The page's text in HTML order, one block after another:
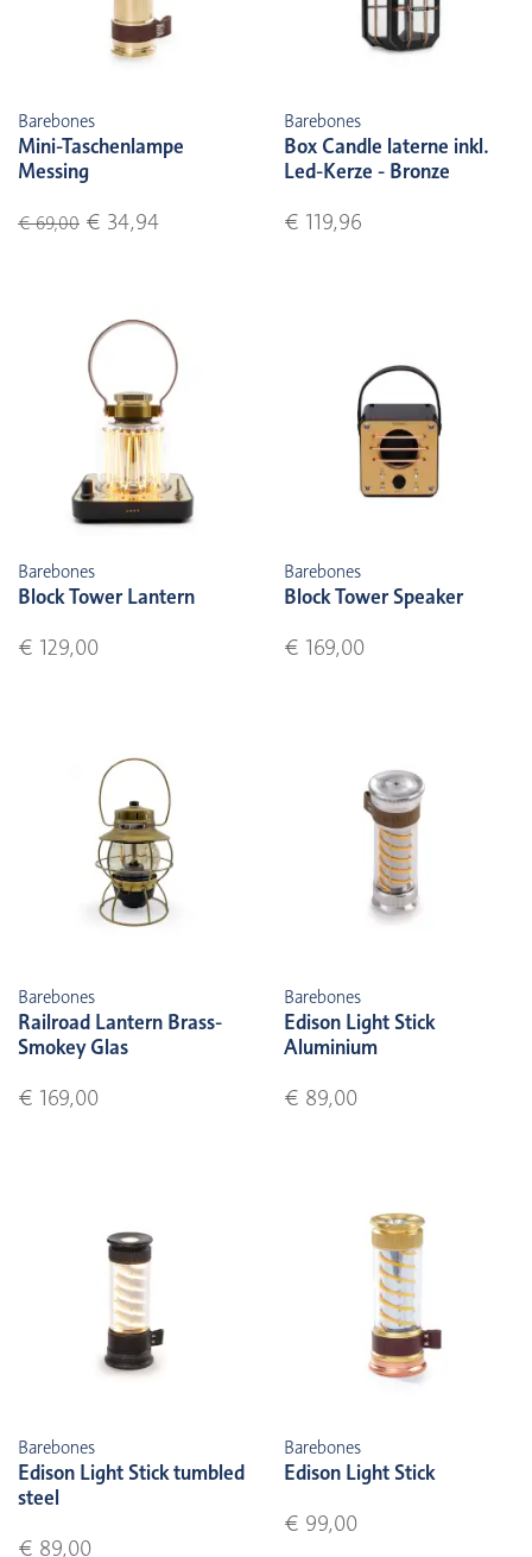
Barebones
Mini-Taschenlampe
Messing
€ 69,00 € 34,94
Barebones
Box Candle laterne inkl.
Led-Kerze - Bronze
€ 119,96
Barebones
Block Tower Lantern
€ 129,00
Barebones
Block Tower Speaker
€ 169,00
Barebones
Railroad Lantern Brass-
Smokey Glas
€ 169,00
Barebones
Edison Light Stick
Aluminium
€ 89,00
Barebones
Edison Light Stick tumbled
steel
€ 89,00
Barebones
Edison Light Stick
€ 99,00